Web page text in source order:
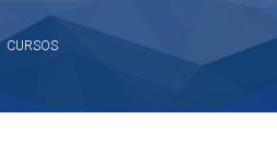
CURSOS